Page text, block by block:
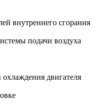
внутреннего сгорания
подачи воздуха
двигателя